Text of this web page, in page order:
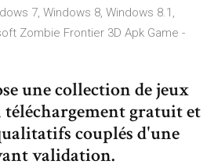
7, Windows 8, Windows 8.1,
Zombie Frontier 3D Apk Game -
une collection de jeux
téléchargement gratuit et
couplés d'une
validation.